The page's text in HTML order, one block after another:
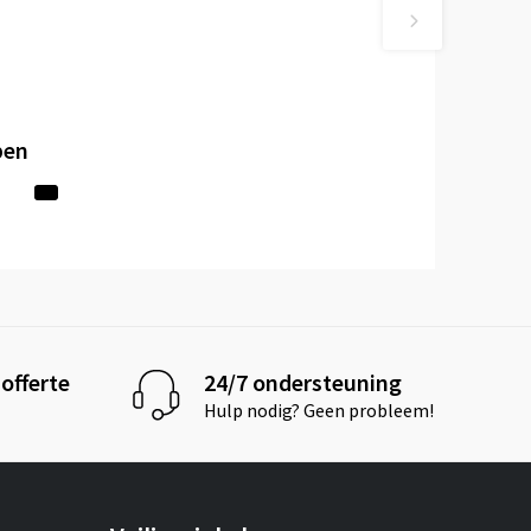
offerte 24/7 ondersteuning
Hulp nodig? Geen probleem!